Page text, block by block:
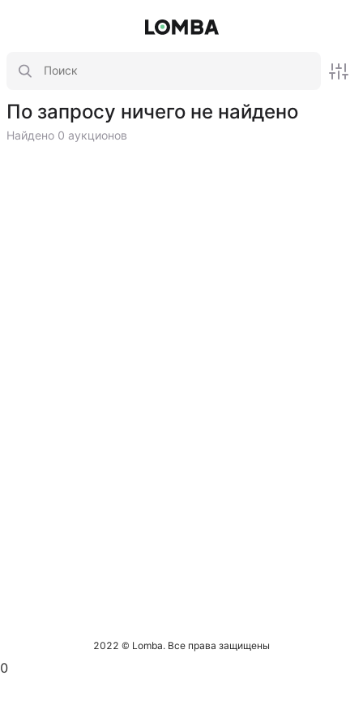
По запросу ничего не найдено
Найдено 0 аукционов
2022 © Lomba. Все права защищены
0